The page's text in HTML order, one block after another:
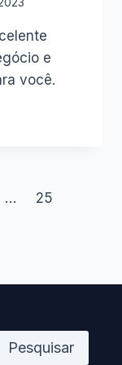
e
você.
… 25
Pesquisar